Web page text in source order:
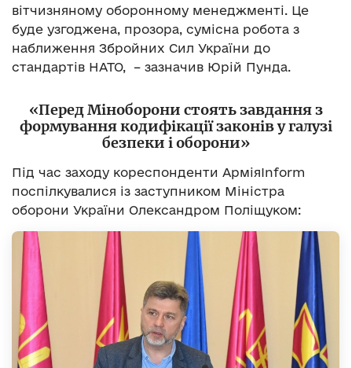
вітчизняному оборонному менеджменті. Це
буде узгоджена, прозора, сумісна робота з
наближення Збройних Сил України до
стандартів НАТО, – зазначив Юрій Пунда.
«Перед Міноборони стоять завдання з
формування кодифікації законів у галузі
безпеки і оборони»
Під час заходу кореспонденти АрміяInform
поспілкувалися із заступником Міністра
оборони України Олександром Поліщуком: